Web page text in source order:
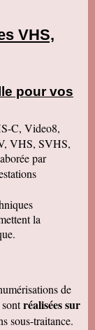
VHS,
pour vos
C, Video8,
VHS, SVHS,
par
la
de
sontréalisées sur
sous-traitance.